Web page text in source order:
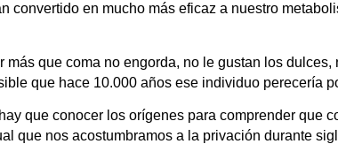
convertido en mucho más eficaz a nuestro
más que coma no engorda, no le gustan los
que hace 10.000 años ese individuo perecería
que conocer los orígenes para comprender
que nos acostumbramos a la privación durante